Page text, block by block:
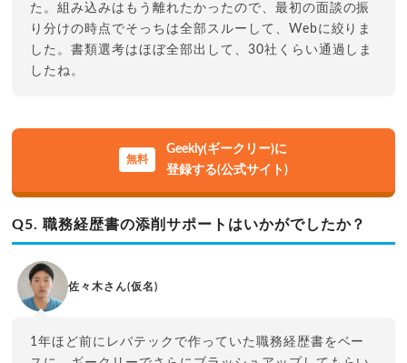
た。組み込みはもう離れたかったので、最初の面談の振
り分けの時点でそっちは全部スルーして、Webに絞りま
した。書類選考はほぼ全部出して、30社くらい通過しま
したね。
Geekly(ギークリー)に
登録する(公式サイト)
Q5. 職務経歴書の添削サポートはいかがでしたか？
佐々木さん(仮名)
1年ほど前にレバテックで作っていた職務経歴書をベー